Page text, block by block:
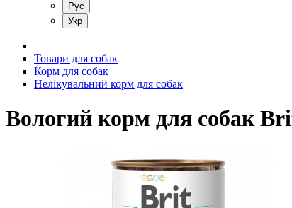
Рус
Укр
Товари для собак
Корм для собак
Нелікувальний корм для собак
Вологий корм для собак